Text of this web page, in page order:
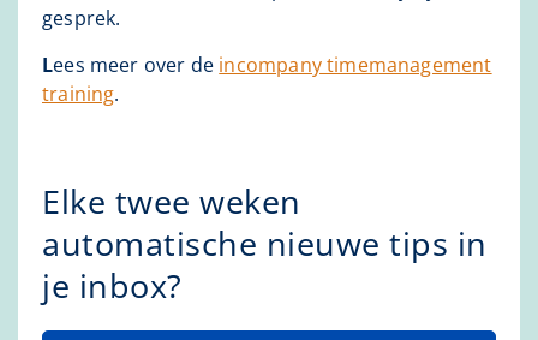
gesprek.
Lees meer over de incompany timemanagement
training.
Elke twee weken
automatische nieuwe tips in
je inbox?